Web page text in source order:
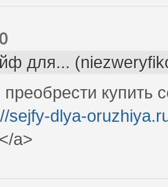
для...
купить
sejfy-dlya-
a>